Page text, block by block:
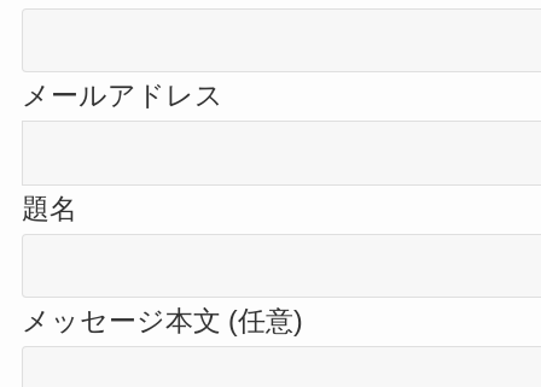
メールアドレス
題名
メッセージ本文 (任意)